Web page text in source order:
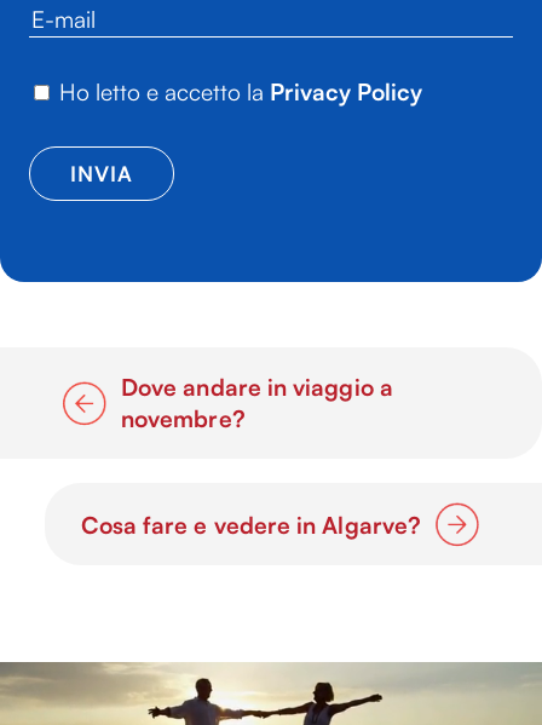
Ho letto e accetto la Privacy Policy
Dove andare in viaggio a
novembre?
Cosa fare e vedere in Algarve?